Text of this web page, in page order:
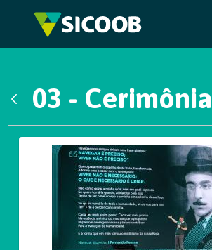
Pular para o Conteúdo principal
03 - Cerimônia
Galeria de Mídias